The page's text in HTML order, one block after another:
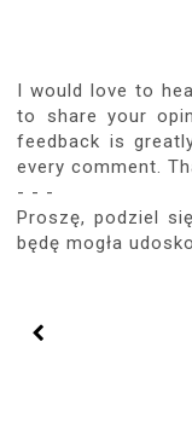
I would love to
to share your
feedback is
every comment.
- - -
Proszę, podziel
będę mogła